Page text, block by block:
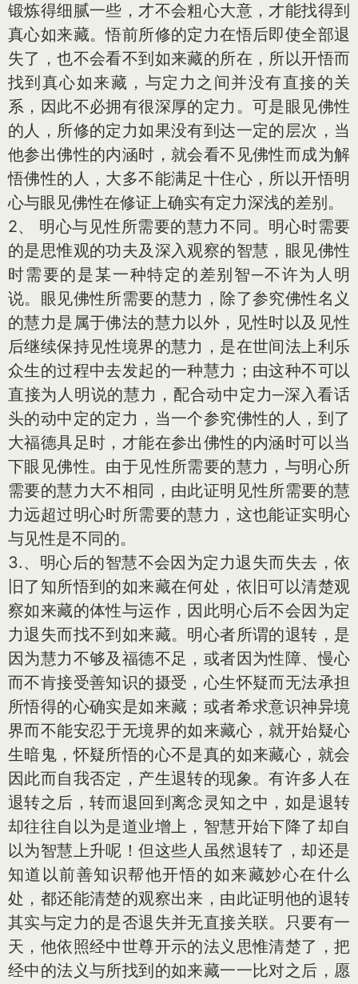
锻炼得细腻一些，才不会粗心大意，才能找得到
真心如来藏。悟前所修的定力在悟后即使全部退
失了，也不会看不到如来藏的所在，所以开悟而
找到真心如来藏，与定力之间并没有直接的关
系，因此不必拥有很深厚的定力。可是眼见佛性
的人，所修的定力如果没有到达一定的层次，当
他参出佛性的内涵时，就会看不见佛性而成为解
悟佛性的人，大多不能满足十住心，所以开悟明
心与眼见佛性在修证上确实有定力深浅的差别。
2、 明心与见性所需要的慧力不同。明心时需要
的是思惟观的功夫及深入观察的智慧，眼见佛性
时需要的是某一种特定的差别智─不许为人明
说。眼见佛性所需要的慧力，除了参究佛性名义
的慧力是属于佛法的慧力以外，见性时以及见性
后继续保持见性境界的慧力，是在世间法上利乐
众生的过程中去发起的一种慧力；由这种不可以
直接为人明说的慧力，配合动中定力─深入看话
头的动中定的定力，当一个参究佛性的人，到了
大福德具足时，才能在参出佛性的内涵时可以当
下眼见佛性。由于见性所需要的慧力，与明心所
需要的慧力大不相同，由此证明见性所需要的慧
力远超过明心时所需要的慧力，这也能证实明心
与见性是不同的。
3.、明心后的智慧不会因为定力退失而失去，依
旧了知所悟到的如来藏在何处，依旧可以清楚观
察如来藏的体性与运作，因此明心后不会因为定
力退失而找不到如来藏。明心者所谓的退转，是
因为慧力不够及福德不足，或者因为性障、慢心
而不肯接受善知识的摄受，心生怀疑而无法承担
所悟得的心确实是如来藏；或者希求意识神异境
界而不能安忍于无境界的如来藏心，就开始疑心
生暗鬼，怀疑所悟的心不是真的如来藏心，就会
因此而自我否定，产生退转的现象。有许多人在
退转之后，转而退回到离念灵知之中，如是退转
却往往自以为是道业增上，智慧开始下降了却自
以为智慧上升呢！但这些人虽然退转了，却还是
知道以前善知识帮他开悟的如来藏妙心在什么
处，都还能清楚的观察出来，由此证明他的退转
其实与定力的是否退失并无直接关联。只要有一
天，他依照经中世尊开示的法义思惟清楚了，把
经中的法义与所找到的如来藏一一比对之后，愿